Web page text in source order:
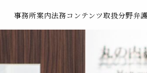
事務所案内法務コンテンツ取扱分野弁